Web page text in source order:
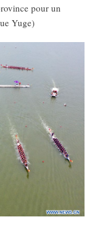
pour un
Yuge)